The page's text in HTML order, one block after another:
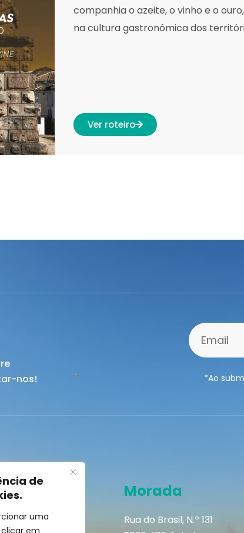
de
uma
em
companhia o azeite, o vinho e o
na cultura gastronómica dos
Ver roteiro
nos!
*Ao
Morada
Rua do Brasil, N.º 131